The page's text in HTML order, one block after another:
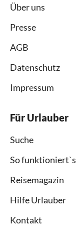
Über uns
Presse
AGB
Datenschutz
Impressum
Für Urlauber
Suche
So funktioniert`s
Reisemagazin
Hilfe Urlauber
Kontakt